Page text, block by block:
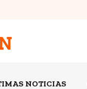
NOTICIAS